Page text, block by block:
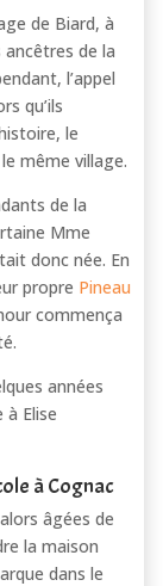
de Biard, à
de la
l’appel
qu’ils
le
même village.
de la
Mme
donc née. En
propre Pineau
commença
années
Elise
à Cognac
âgées de
la maison
dans le